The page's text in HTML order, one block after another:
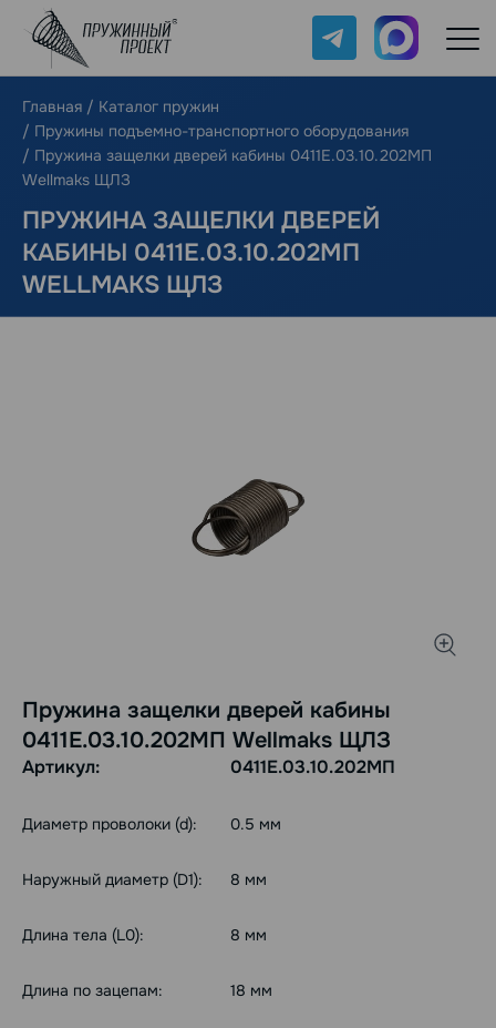
Telegram Max
Главная / Каталог пружин
/ Пружины подъемно-транспортного оборудования
/ Пружина защелки дверей кабины 0411Е.03.10.202МП
Wellmaks ЩЛЗ
ПРУЖИНА ЗАЩЕЛКИ ДВЕРЕЙ
КАБИНЫ 0411Е.03.10.202МП
WELLMAKS ЩЛЗ
Пружина защелки дверей кабины
0411Е.03.10.202МП Wellmaks ЩЛЗ
Артикул: 0411Е.03.10.202МП
Диаметр проволоки (d): 0.5 мм
Наружный диаметр (D1): 8 мм
Длина тела (L0): 8 мм
Длина по зацепам: 18 мм